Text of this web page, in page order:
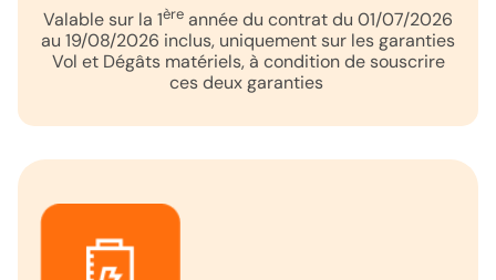
Valable sur la 1ère année du contrat du 01/07/2026
au 19/08/2026 inclus, uniquement sur les garanties
Vol et Dégâts matériels, à condition de souscrire
ces deux garanties